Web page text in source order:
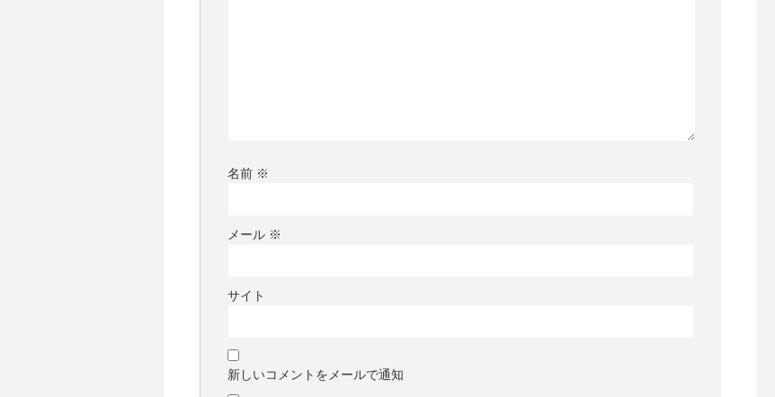
名前 ※
メール ※
サイト
新しいコメントをメールで通知